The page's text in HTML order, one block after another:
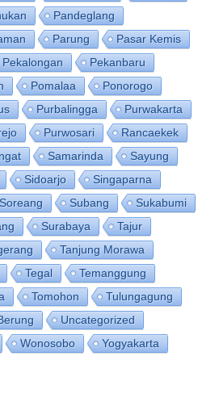
Pandeglang
Parung
Pasar Kemis
Pekalongan
Pekanbaru
Pomalaa
Ponorogo
Purbalingga
Purwakarta
Purwosari
Rancaekek
Samarinda
Sayung
Sidoarjo
Singaparna
Soreang Subang
Sukabumi
Surabaya
Tajur
Tanjung Morawa
Tegal
Temanggung
Tomohon
Tulungagung
Uncategorized
Wonosobo Yogyakarta